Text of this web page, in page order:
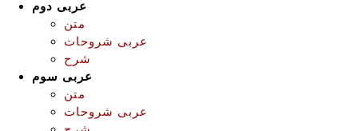
عربی دوم
متن
عربی شروحات
شرح
عربی سوم
متن
عربی شروحات